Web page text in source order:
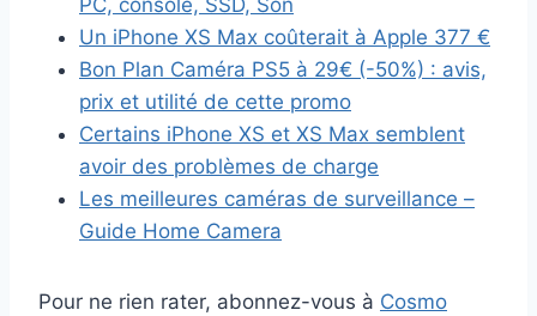
PC, console, SSD, Son
Un iPhone XS Max coûterait à Apple 377 €
Bon Plan Caméra PS5 à 29€ (-50%) : avis,
prix et utilité de cette promo
Certains iPhone XS et XS Max semblent
avoir des problèmes de charge
Les meilleures caméras de surveillance –
Guide Home Camera
Pour ne rien rater, abonnez-vous à Cosmo